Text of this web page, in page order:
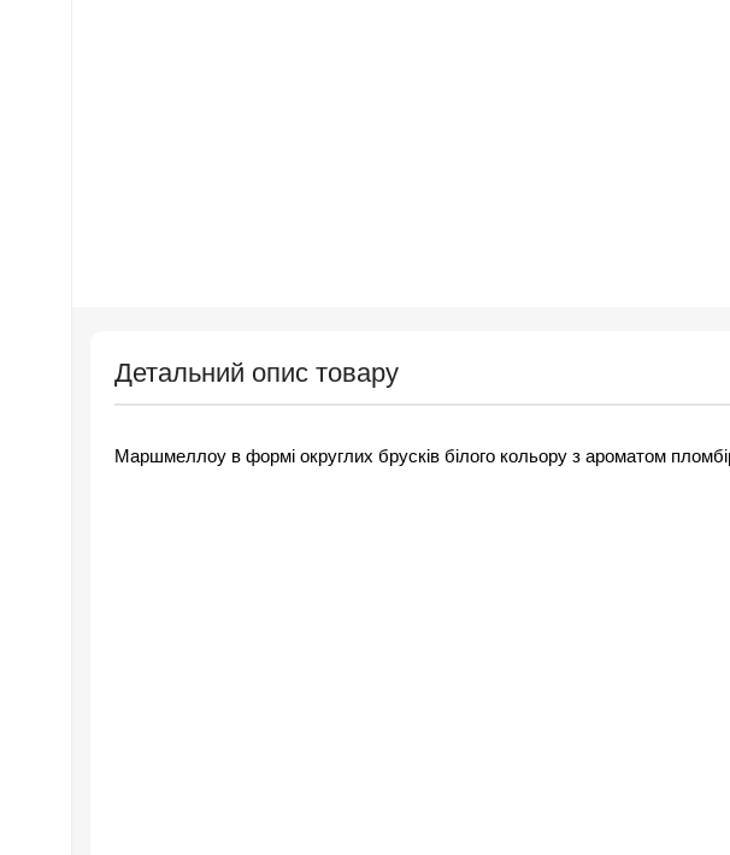
Детальний опис товару
Маршмеллоу в формі округлих брусків білого кольору з ароматом